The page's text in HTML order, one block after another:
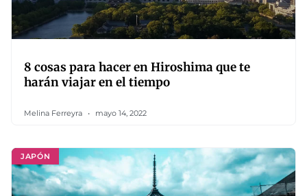
8 cosas para hacer en Hiroshima que te
harán viajar en el tiempo
Melina Ferreyra mayo 14, 2022
JAPÓN